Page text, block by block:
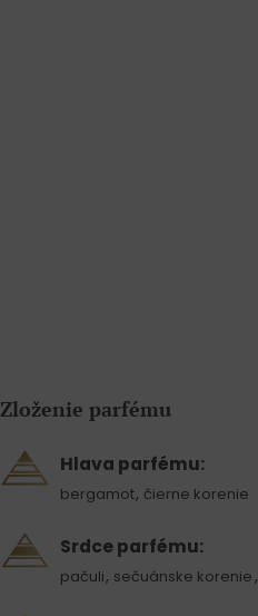
Zloženie parfému
Hlava parfému:
bergamot, čierne korenie
Srdce parfému:
pačuli, sečuánske korenie,